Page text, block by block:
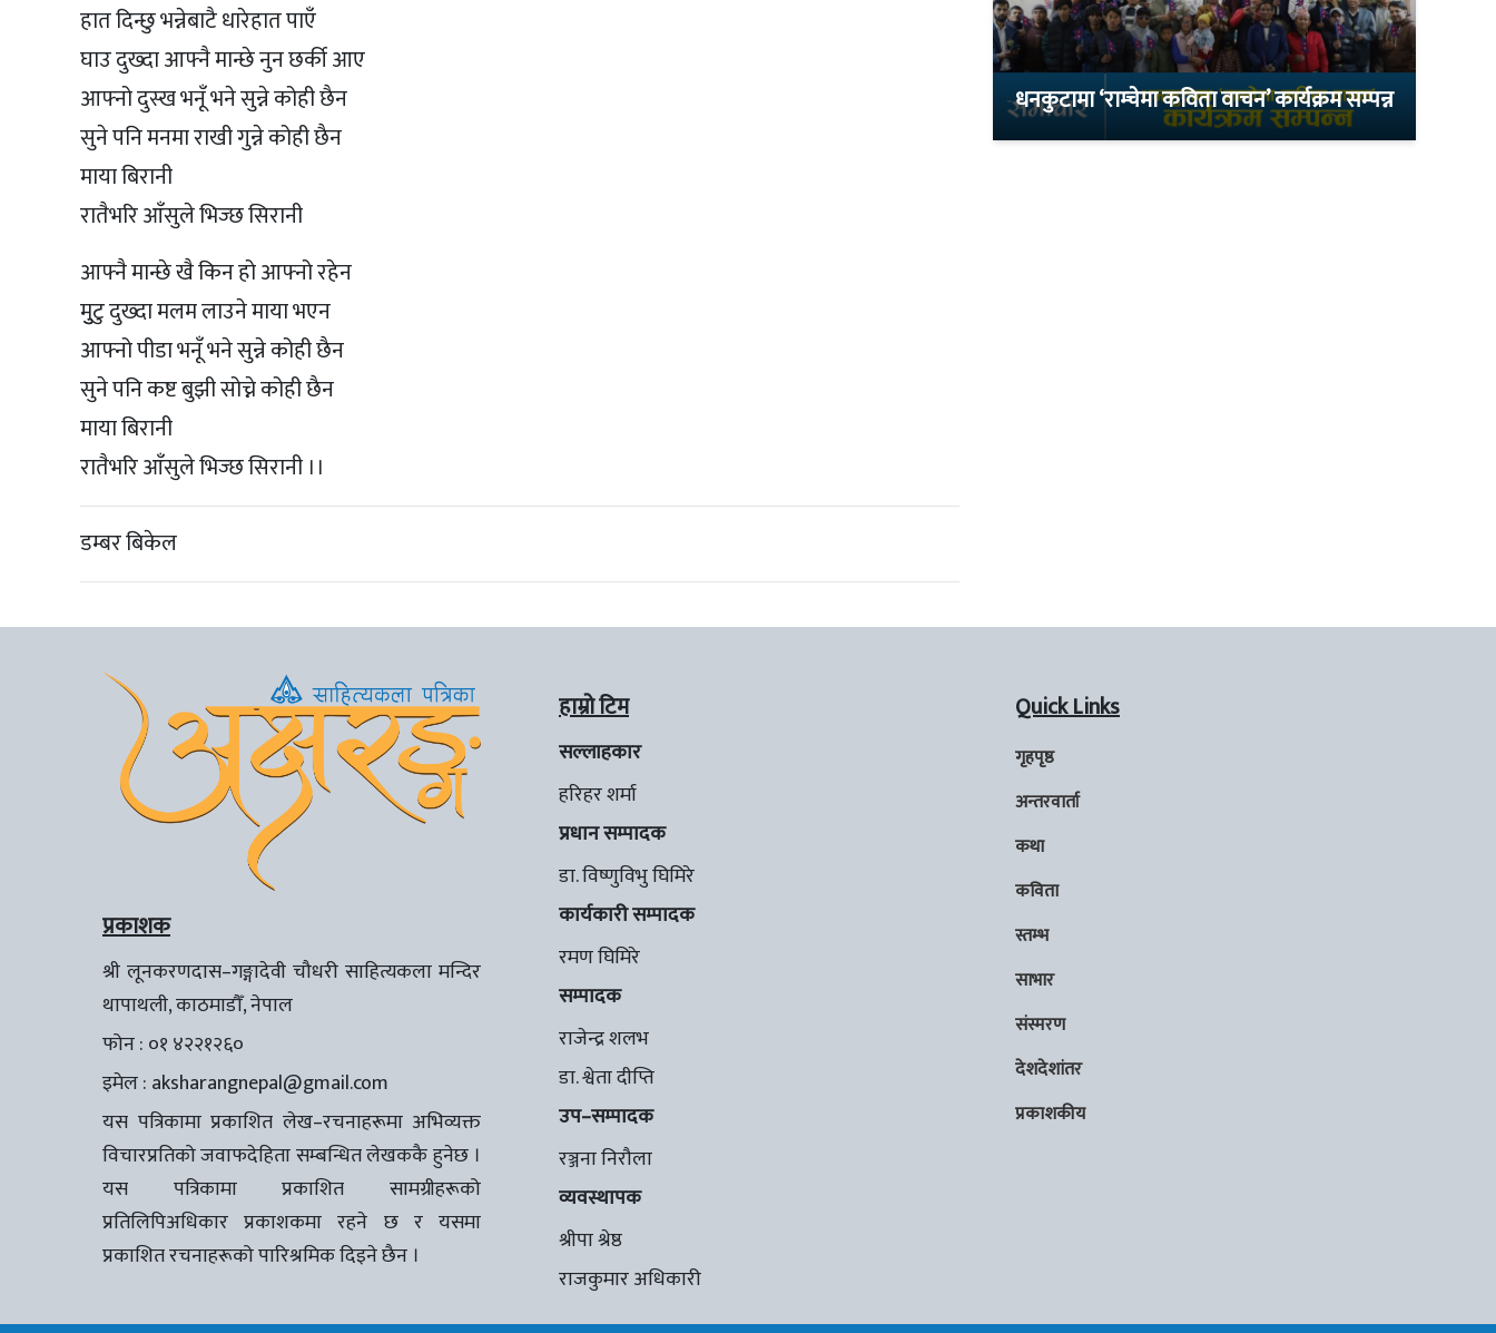
हात दिन्छु भन्नेबाटै धारेहात पाएँ
घाउ दुख्दा आफ्नै मान्छे नुन छर्की आए
आफ्नो दुस्ख भनूँ भने सुन्ने कोही छैन
सुने पनि मनमा राखी गुन्ने कोही छैन
माया बिरानी
रातैभरि आँसुले भिज्छ सिरानी
आफ्नै मान्छे खै किन हो आफ्नो रहेन
मुुटु दुख्दा मलम लाउने माया भएन
आफ्नो पीडा भनूँ भने सुन्ने कोही छैन
सुने पनि कष्ट बुझी सोच्ने कोही छैन
माया बिरानी
रातैभरि आँसुले भिज्छ सिरानी ।।
डम्बर बिकेल
धनकुटामा ‘राम्चेमा कविता वाचन’ कार्यक्रम सम्पन्न
प्रकाशक
श्री लूनकरणदास–गङ्गादेवी चौधरी साहित्यकला मन्दिर
थापाथली, काठमाडौँ, नेपाल
फोन : ०१ ४२२१२६०
इमेल : aksharangnepal@gmail.com
यस पत्रिकामा प्रकाशित लेख–रचनाहरूमा अभिव्यक्त
विचारप्रतिको जवाफदेहिता सम्बन्धित लेखककै हुनेछ ।
यस पत्रिकामा प्रकाशित सामग्रीहरूको
प्रतिलिपिअधिकार प्रकाशकमा रहने छ र यसमा
प्रकाशित रचनाहरूको पारिश्रमिक दिइने छैन ।
हाम्रो टिम
सल्लाहकार
हरिहर शर्मा
प्रधान सम्पादक
डा. विष्णुविभु घिमिरे
कार्यकारी सम्पादक
रमण घिमिरे
सम्पादक
राजेन्द्र शलभ
डा. श्वेता दीप्ति
उप–सम्पादक
रञ्जना निरौला
व्यवस्थापक
श्रीपा श्रेष्ठ
राजकुमार अधिकारी
Quick Links
गृहपृष्ठ
अन्तरवार्ता
कथा
कविता
स्तम्भ
साभार
संस्मरण
देशदेशांतर
प्रकाशकीय